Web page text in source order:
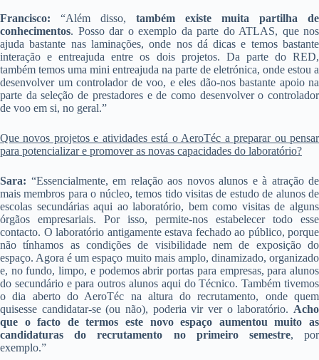
Francisco: “Além disso, também existe muita partilha de
conhecimentos. Posso dar o exemplo da parte do ATLAS, que nos
ajuda bastante nas laminações, onde nos dá dicas e temos bastante
interação e entreajuda entre os dois projetos. Da parte do RED,
também temos uma mini entreajuda na parte de eletrónica, onde estou a
desenvolver um controlador de voo, e eles dão-nos bastante apoio na
parte da seleção de prestadores e de como desenvolver o controlador
de voo em si, no geral.”
Que novos projetos e atividades está o AeroTéc a preparar ou pensar
para potencializar e promover as novas capacidades do laboratório?
Sara: “Essencialmente, em relação aos novos alunos e à atração de
mais membros para o núcleo, temos tido visitas de estudo de alunos de
escolas secundárias aqui ao laboratório, bem como visitas de alguns
órgãos empresariais. Por isso, permite-nos estabelecer todo esse
contacto. O laboratório antigamente estava fechado ao público, porque
não tínhamos as condições de visibilidade nem de exposição do
espaço. Agora é um espaço muito mais amplo, dinamizado, organizado
e, no fundo, limpo, e podemos abrir portas para empresas, para alunos
do secundário e para outros alunos aqui do Técnico. Também tivemos
o dia aberto do AeroTéc na altura do recrutamento, onde quem
quisesse candidatar-se (ou não), poderia vir ver o laboratório. Acho
que o facto de termos este novo espaço aumentou muito as
candidaturas do recrutamento no primeiro semestre, por
exemplo.”